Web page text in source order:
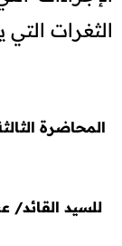
الثغرات التي
المحاضرة
للسيد القائد/